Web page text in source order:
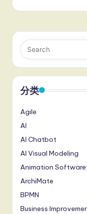
分类
Agile
AI
AI Chatbot
AI Visual Modeling
Animation Software
ArchiMate
BPMN
Business